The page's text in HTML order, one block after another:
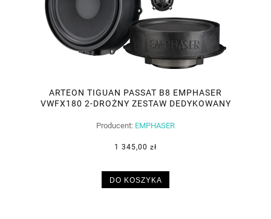
ARTEON TIGUAN PASSAT B8 EMPHASER
VWFX180 2-DROŻNY ZESTAW DEDYKOWANY
Producent: EMPHASER
1 345,00 zł
DO KOSZYKA